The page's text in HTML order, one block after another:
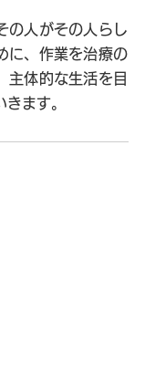
の人がその人らし
に、作業を治療の
主体的な生活を目
ます。